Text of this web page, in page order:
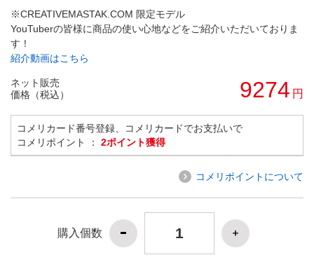
※CREATIVEMASTAK.COM 限定モデル
YouTuberの皆様に商品の使い心地などをご紹介いただいておりま
す！
紹介動画はこちら
ネット販売
価格（税込）
9274 円
コメリカード番号登録、コメリカードでお支払いで
コメリポイント ： 2ポイント獲得
コメリポイントについて
購入個数